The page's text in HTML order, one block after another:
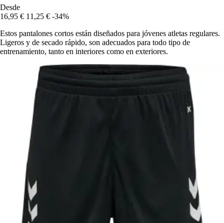
Desde
16,95 € 11,25 € -34%
Estos pantalones cortos están diseñados para jóvenes atletas regulares.
Ligeros y de secado rápido, son adecuados para todo tipo de
entrenamiento, tanto en interiores como en exteriores.